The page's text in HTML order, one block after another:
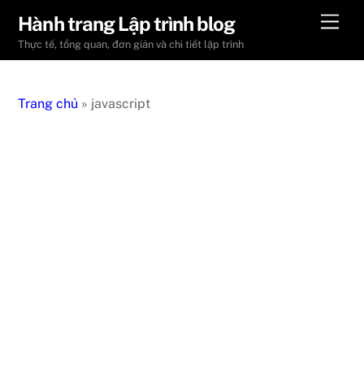
content
Hành trang Lập trình blog
Thực tế, tổng quan, đơn giản và chi tiết lập trình
Trang chủ » javascript